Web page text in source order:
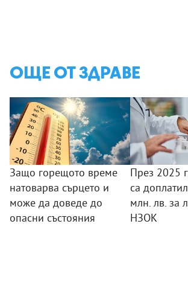
ОЩЕ ОТ ЗДРАВЕ
Защо горещото време
натоварва сърцето и
може да доведе до
опасни състояния
През 2025
са
млн. лв. за
НЗОК